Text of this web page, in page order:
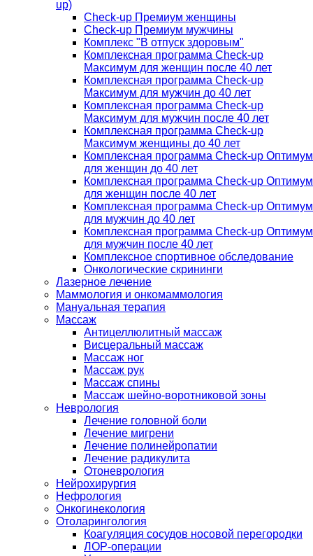
up)
Check-up Премиум женщины
Check-up Премиум мужчины
Комплекс "В отпуск здоровым"
Комплексная программа Check-up
Максимум для женщин после 40 лет
Комплексная программа Check-up
Максимум для мужчин до 40 лет
Комплексная программа Check-up
Максимум для мужчин после 40 лет
Комплексная программа Check-up
Максимум женщины до 40 лет
Комплексная программа Check-up Оптимум
для женщин до 40 лет
Комплексная программа Check-up Оптимум
для женщин после 40 лет
Комплексная программа Check-up Оптимум
для мужчин до 40 лет
Комплексная программа Check-up Оптимум
для мужчин после 40 лет
Комплексное спортивное обследование
Онкологические скрининги
Лазерное лечение
Маммология и онкомаммология
Мануальная терапия
Массаж
Антицеллюлитный массаж
Висцеральный массаж
Массаж ног
Массаж рук
Массаж спины
Массаж шейно-воротниковой зоны
Неврология
Лечение головной боли
Лечение мигрени
Лечение полинейропатии
Лечение радикулита
Отоневрология
Нейрохирургия
Нефрология
Онкогинекология
Отоларингология
Коагуляция сосудов носовой перегородки
ЛОР-операции